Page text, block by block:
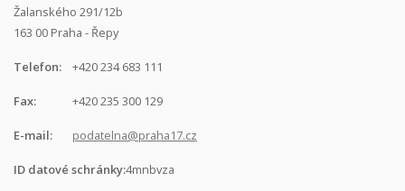
Žalanského 291/12b
163 00 Praha - Řepy
Telefon: +420 234 683 111
Fax: +420 235 300 129
E-mail: podatelna@praha17.cz
ID datové schránky:4mnbvza